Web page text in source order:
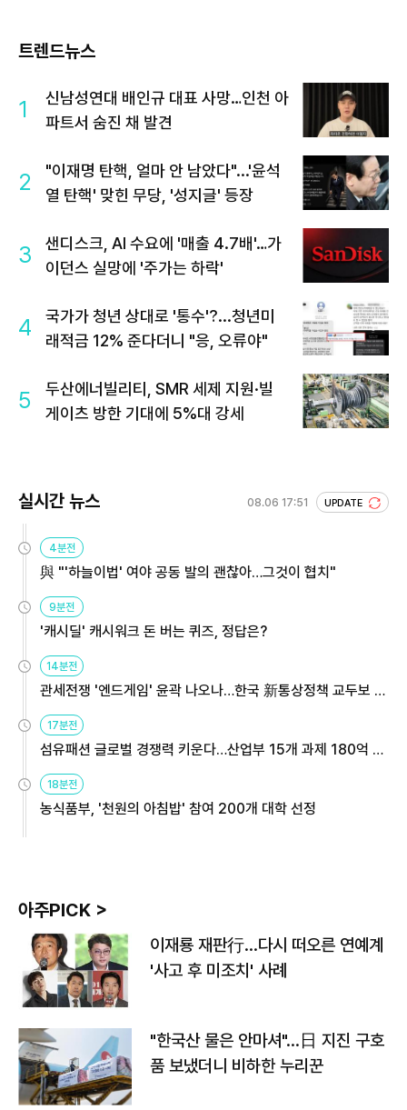
트렌드뉴스
1
신남성연대 배인규 대표 사망…인천 아
파트서 숨진 채 발견
2
"이재명 탄핵, 얼마 안 남았다"...'윤석
열 탄핵' 맞힌 무당, '성지글' 등장
3
샌디스크, AI 수요에 '매출 4.7배'…가
이던스 실망에 '주가는 하락'
4
국가가 청년 상대로 '통수'?...청년미
래적금 12% 준다더니 "응, 오류야"
5
두산에너빌리티, SMR 세제 지원·빌
게이츠 방한 기대에 5%대 강세
실시간 뉴스 08.06 17:51 UPDATE
4분전
與 "'하늘이법' 여야 공동 발의 괜찮아…그것이 협치"
9분전
'캐시딜' 캐시워크 돈 버는 퀴즈, 정답은?
14분전
관세전쟁 '엔드게임' 윤곽 나오나…한국 新통상정책 교두보 활
17분전
섬유패션 글로벌 경쟁력 키운다…산업부 15개 과제 180억 지
18분전
농식품부, '천원의 아침밥' 참여 200개 대학 선정
아주PICK >
이재룡 재판行…다시 떠오른 연예계
'사고 후 미조치' 사례
"한국산 물은 안마셔"…日 지진 구호
품 보냈더니 비하한 누리꾼